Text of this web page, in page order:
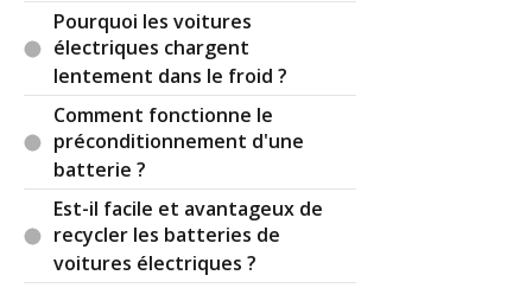
Pourquoi les voitures
électriques chargent
lentement dans le froid ?
Comment fonctionne le
préconditionnement d'une
batterie ?
Est-il facile et avantageux de
recycler les batteries de
voitures électriques ?